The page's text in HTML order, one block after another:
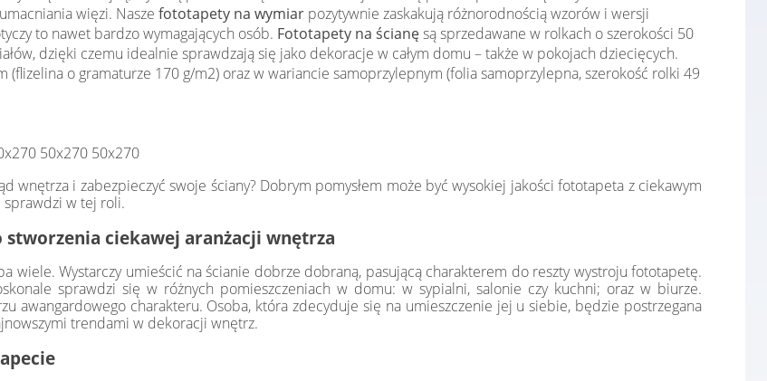
więzi. Nasze fototapety na wymiar pozytywnie zaskakują różnorodnością wzorów i wersji
to nawet bardzo wymagających osób. Fototapety na ścianęsą sprzedawane w rolkach o szerokości 50
dzięki czemu idealnie sprawdzają się jako dekoracje w całym domu – także w pokojach dziecięcych.
o gramaturze 170 g/m2) oraz w wariancie samoprzylepnym (folia samoprzylepna, szerokość rolki 49
50x270 50x270
wnętrza i zabezpieczyć swoje ściany? Dobrym pomysłem może być wysokiej jakości fototapeta z ciekawym
sprawdzi w tej roli.
ciekawej aranżacji wnętrza
wiele. Wystarczy umieścić na ścianie dobrze dobraną, pasującą charakterem do reszty wystroju fototapetę.
sprawdzi się w różnych pomieszczeniach w domu: w sypialni, salonie czy kuchni; oraz w biurze.
awangardowego charakteru. Osoba, która zdecyduje się na umieszczenie jej u siebie, będzie postrzegana
trendami w dekoracji wnętrz.